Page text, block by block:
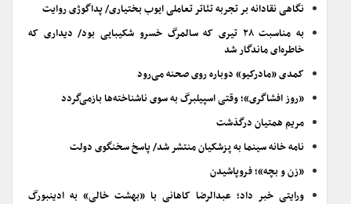
نگاهی نقادانه بر تجربه تئاتر تعاملی ایوب بختیاری/ پداگوژی روایت
به مناسبت ۲۸ تیری که سالمرگ خسرو شکیبایی بود/ دیداری که
خاطره‌ای ماندگار شد
کمدی «مادرکیو» دوباره روی صحنه می‌رود
«روز افشاگری»؛ وقتی اسپیلبرگ به سوی ناشناخته‌ها بازمی‌گردد
مریم همتیان درگذشت
نامه خانه سینما به پزشکیان منتشر شد/ پاسخ سخنگوی دولت
«زن و بچه»؛ فروپاشیدن
ورایتی خبر داد؛ عبدالرضا کاهانی با «بهشت خالی» به ادینبورگ